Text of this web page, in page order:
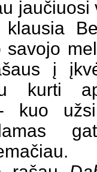
klausia
savojo
į
kurti
- kuo